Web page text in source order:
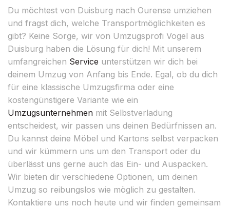
Du möchtest von Duisburg nach Ourense umziehen
und fragst dich, welche Transportmöglichkeiten es
gibt? Keine Sorge, wir von Umzugsprofi Vogel aus
Duisburg haben die Lösung für dich! Mit unserem
umfangreichen Service unterstützen wir dich bei
deinem Umzug von Anfang bis Ende. Egal, ob du dich
für eine klassische Umzugsfirma oder eine
kostengünstigere Variante wie ein
Umzugsunternehmen mit Selbstverladung
entscheidest, wir passen uns deinen Bedürfnissen an.
Du kannst deine Möbel und Kartons selbst verpacken
und wir kümmern uns um den Transport oder du
überlässt uns gerne auch das Ein- und Auspacken.
Wir bieten dir verschiedene Optionen, um deinen
Umzug so reibungslos wie möglich zu gestalten.
Kontaktiere uns noch heute und wir finden gemeinsam